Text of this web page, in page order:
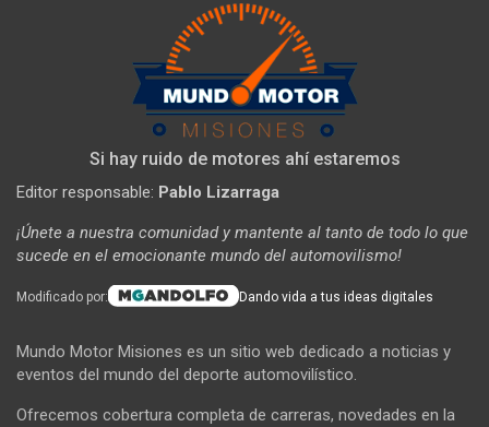
Si hay ruido de motores ahí estaremos
Editor responsable: Pablo Lizarraga
¡Únete a nuestra comunidad y mantente al tanto de todo lo que
sucede en el emocionante mundo del automovilismo!
Modificado por: Dando vida a tus ideas digitales
Mundo Motor Misiones es un sitio web dedicado a noticias y
eventos del mundo del deporte automovilístico.
Ofrecemos cobertura completa de carreras, novedades en la